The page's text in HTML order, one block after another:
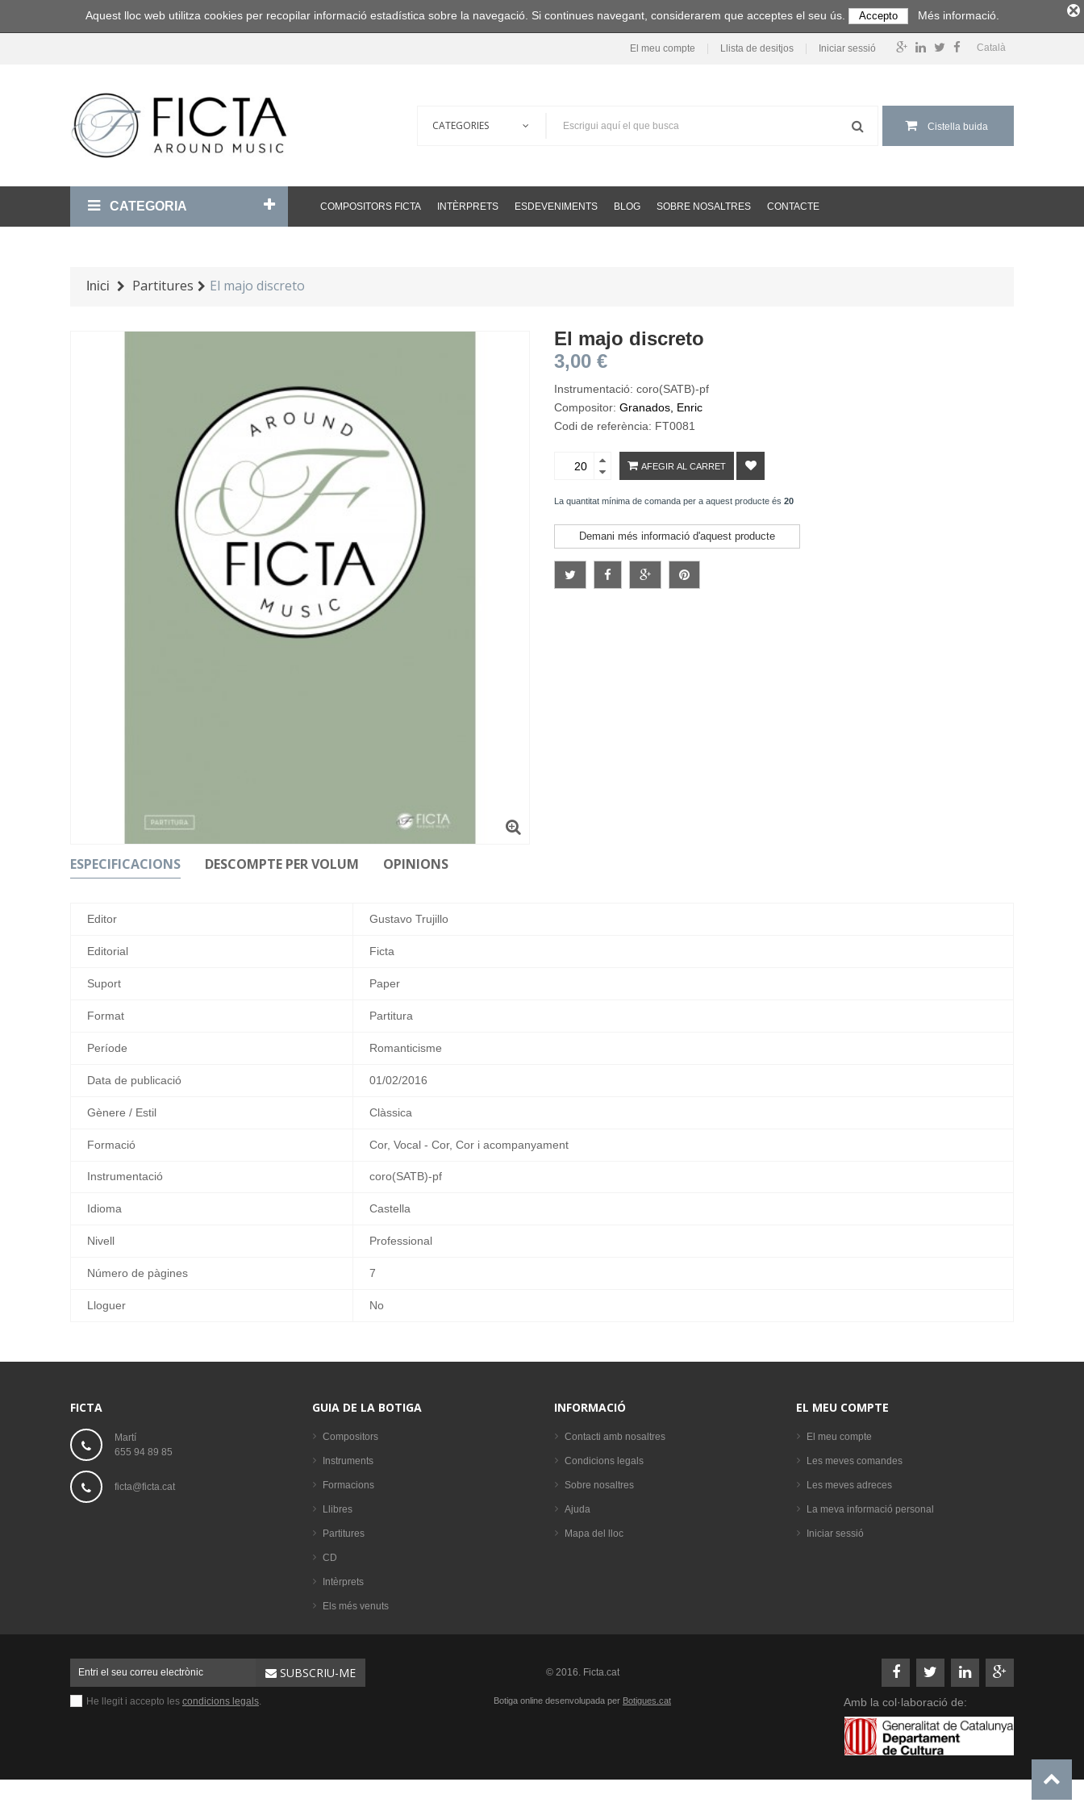
Català
El meu compte Llista de desitjos Iniciar sessió
Cistella buida
CATEGORIA COMPOSITORS FICTA INTÈRPRETS ESDEVENIMENTS BLOG SOBRE NOSALTRES CONTACTE
Inici Partitures El majo discreto
El majo discreto
3,00 €
Instrumentació: coro(SATB)-pf
Compositor: Granados, Enric
Codi de referència: FT0081
AFEGIR AL CARRET
La quantitat mínima de comanda per a aquest producte és 20
Demani més informació d'aquest producte
ESPECIFICACIONS DESCOMPTE PER VOLUM OPINIONS
Editor Gustavo Trujillo
Editorial Ficta
Suport Paper
Format Partitura
Període Romanticisme
Data de publicació 01/02/2016
Gènere / Estil Clàssica
Formació Cor, Vocal - Cor, Cor i acompanyament
Instrumentació coro(SATB)-pf
Idioma Castella
Nivell Professional
Número de pàgines 7
Lloguer No
FICTA
Martí
655 94 89 85
ficta@ficta.cat
GUIA DE LA BOTIGA
Compositors
Instruments
Formacions
Llibres
Partitures
CD
Intèrprets
Els més venuts
INFORMACIÓ
Contacti amb nosaltres
Condicions legals
Sobre nosaltres
Ajuda
Mapa del lloc
EL MEU COMPTE
El meu compte
Les meves comandes
Les meves adreces
La meva informació personal
Iniciar sessió
SUBSCRIU-ME
He llegit i accepto les condicions legals.
© 2016. Ficta.cat
Botiga online desenvolupada per Botigues.cat Amb la col·laboració de:
Aquest lloc web utilitza cookies per recopilar informació estadística sobre la navegació. Si continues navegant, considerarem que acceptes el seu ús. Accepto Més informació.